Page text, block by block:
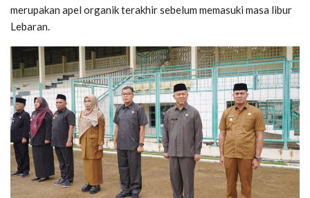
merupakan apel organik terakhir sebelum memasuki masa libur
Lebaran.